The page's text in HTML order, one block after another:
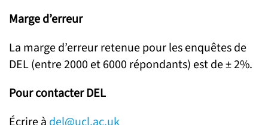
Marge d’erreur
La marge d’erreur retenue pour les enquêtes de
DEL (entre 2000 et 6000 répondants) est de ± 2%.
Pour contacter DEL